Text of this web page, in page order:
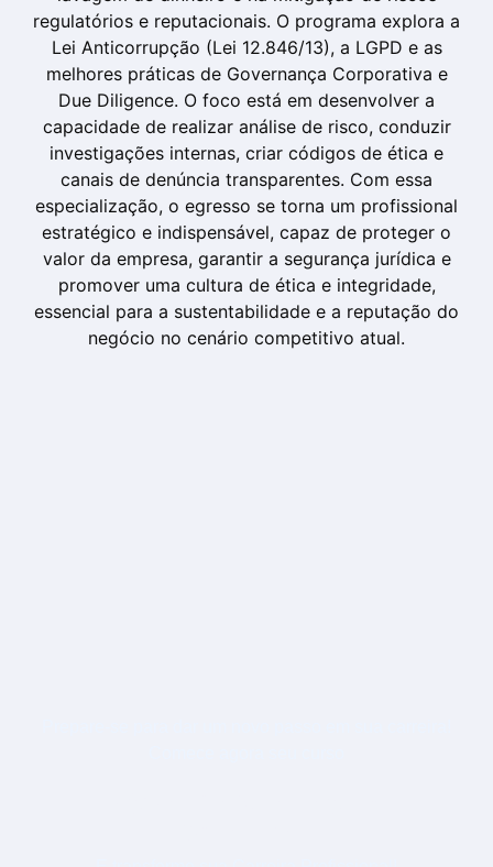
regulatórios e reputacionais. O programa explora a
Lei Anticorrupção (Lei 12.846/13), a LGPD e as
melhores práticas de Governança Corporativa e
Due Diligence. O foco está em desenvolver a
capacidade de realizar análise de risco, conduzir
investigações internas, criar códigos de ética e
canais de denúncia transparentes. Com essa
especialização, o egresso se torna um profissional
estratégico e indispensável, capaz de proteger o
valor da empresa, garantir a segurança jurídica e
promover uma cultura de ética e integridade,
essencial para a sustentabilidade e a reputação do
negócio no cenário competitivo atual.